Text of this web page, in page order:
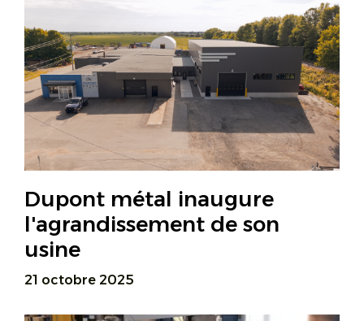
Dupont métal inaugure
l'agrandissement de son
usine
21 octobre 2025